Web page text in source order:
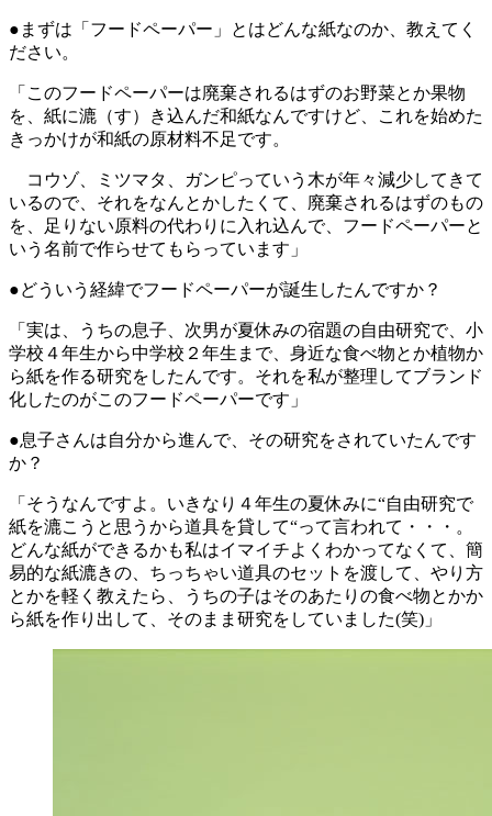
●まずは「フードペーパー」とはどんな紙なのか、教えてく
ださい。
「このフードペーパーは廃棄されるはずのお野菜とか果物
を、紙に漉（す）き込んだ和紙なんですけど、これを始めた
きっかけが和紙の原材料不足です。
コウゾ、ミツマタ、ガンピっていう木が年々減少してきて
いるので、それをなんとかしたくて、廃棄されるはずのもの
を、足りない原料の代わりに入れ込んで、フードペーパーと
いう名前で作らせてもらっています」
●どういう経緯でフードペーパーが誕生したんですか？
「実は、うちの息子、次男が夏休みの宿題の自由研究で、小
学校４年生から中学校２年生まで、身近な食べ物とか植物か
ら紙を作る研究をしたんです。それを私が整理してブランド
化したのがこのフードペーパーです」
●息子さんは自分から進んで、その研究をされていたんです
か？
「そうなんですよ。いきなり４年生の夏休みに“自由研究で
紙を漉こうと思うから道具を貸して“って言われて・・・。
どんな紙ができるかも私はイマイチよくわかってなくて、簡
易的な紙漉きの、ちっちゃい道具のセットを渡して、やり方
とかを軽く教えたら、うちの子はそのあたりの食べ物とかか
ら紙を作り出して、そのまま研究をしていました(笑)」